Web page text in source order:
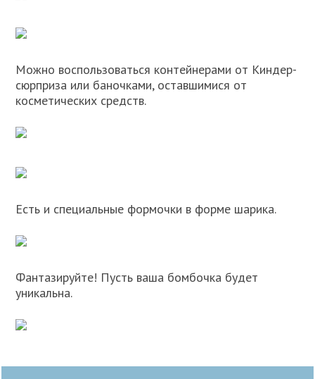
Можно воспользоваться контейнерами от Киндер-
сюрприза или баночками, оставшимися от
косметических средств.
Есть и специальные формочки в форме шарика.
Фантазируйте! Пусть ваша бомбочка будет
уникальна.